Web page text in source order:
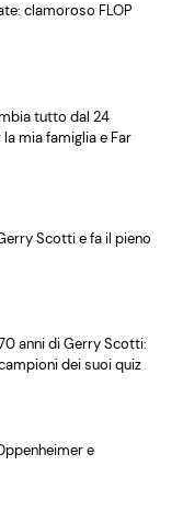
clamoroso FLOP
tutto dal 24
mia famiglia e Far
Scotti e fa il pieno
anni di Gerry Scotti:
dei suoi quiz
e